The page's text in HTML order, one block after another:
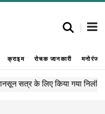
क्राइम रोचक जानकारी मनोरंजन